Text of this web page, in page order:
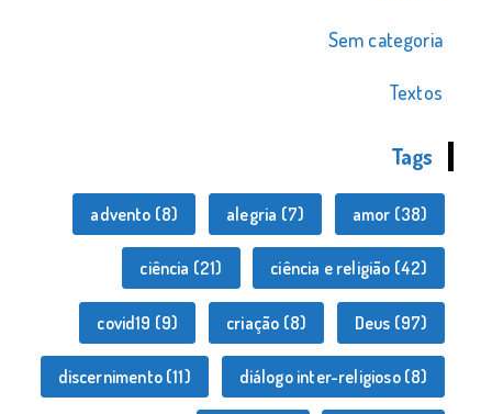
Sem categoria
Textos
Tags
advento (8) alegria (7) amor (38)
ciência (21) ciência e religião (42)
covid19 (9) criação (8) Deus (97)
discernimento(11) diálogo inter-religioso(8)